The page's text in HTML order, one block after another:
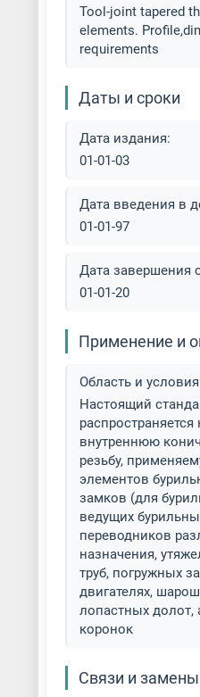
Tool-joint tapered
elements.
requirements
Даты и сроки
Дата издания:
01-01-03
Дата введения в
01-01-97
Дата завершения
01-01-20
Применение и
Область и
Настоящий
внутреннюю
резьбу,
элементов
замков (для
ведущих
переводников
назначения,
труб, погружных
двигателях,
лопастных
коронок
Связи и замены